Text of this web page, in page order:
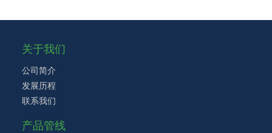
关于我们
公司简介
发展历程
联系我们
产品管线